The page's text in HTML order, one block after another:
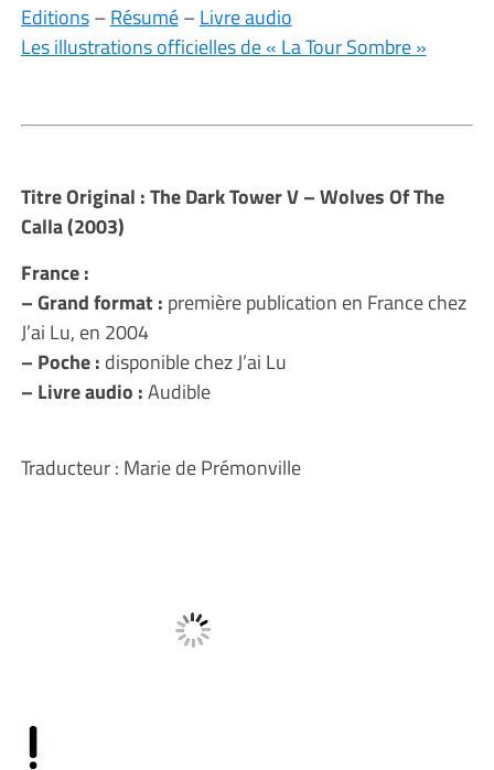
Editions–Résumé–Livre audio
Les illustrations officielles de « La Tour Sombre »
Titre Original : The Dark Tower V – Wolves Of The
Calla (2003)
France :
– Grand format : première publication en France chez
J’ai Lu, en 2004
– Poche : disponible chez J’ai Lu
– Livre audio :Audible
Traducteur : Marie de Prémonville